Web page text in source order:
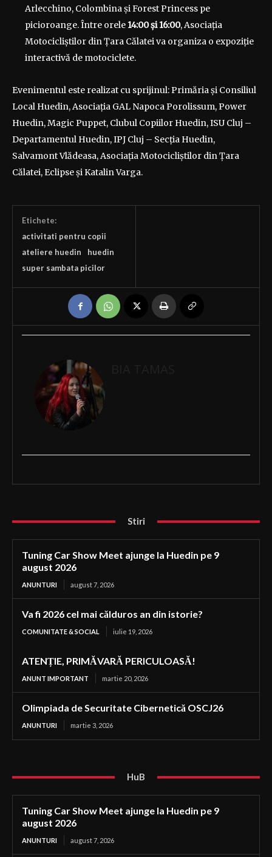
Arlecchino, Colombina și Forest Princess pe
picioroange. Între orele 14:00 și 16:00, Asociația
Motocicliștilor din Țara Călatei va organiza o expoziție
interactivă de motociclete.
Evenimentul este realizat cu sprijinul: Primăria și Consiliul
Local Huedin, Asociația GAL Napoca Porolissum, Power
Huedin, Magic Puppet, Clubul Copiilor Huedin, ISU Cluj –
Departamentul Huedin, IPJ Cluj – Secția Huedin,
Salvamont Vlădeasa, Asociația Motocicliștilor din Țara
Călatei, Eclipse și Katalin Varga.
Etichete:
activitati pentru copii
ateliere huedin
huedin
super sambata picilor
Stiri
Tuning Car Show Meet ajunge la Huedin pe 9
august 2026
ANUNTURI august 7, 2026
Va fi 2026 cel mai călduros an din istorie?
COMUNITATE & SOCIAL iulie 19, 2026
ATENȚIE, PRIMĂVARĂ PERICULOASĂ!
ANUNT IMPORTANT martie 20, 2026
Olimpiada de Securitate Cibernetică OSCJ26
ANUNTURI martie 3, 2026
HuB
Tuning Car Show Meet ajunge la Huedin pe 9
august 2026
ANUNTURI august 7, 2026